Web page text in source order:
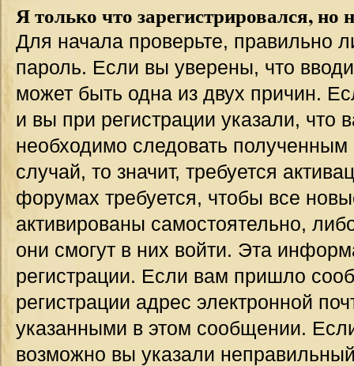
Я только что зарегистрировался, но
Для начала проверьте, правильно
пароль. Если вы уверены, что
может быть одна из двух причин.
и вы при регистрации указали, что
необходимо следовать
случай, то значит, требуется
форумах требуется, чтобы все
активированы самостоятельно,
они смогут в них войти. Эта
регистрации. Если вам пришло
регистрации адрес электронной
указанными в этом сообщении.
возможно вы указали